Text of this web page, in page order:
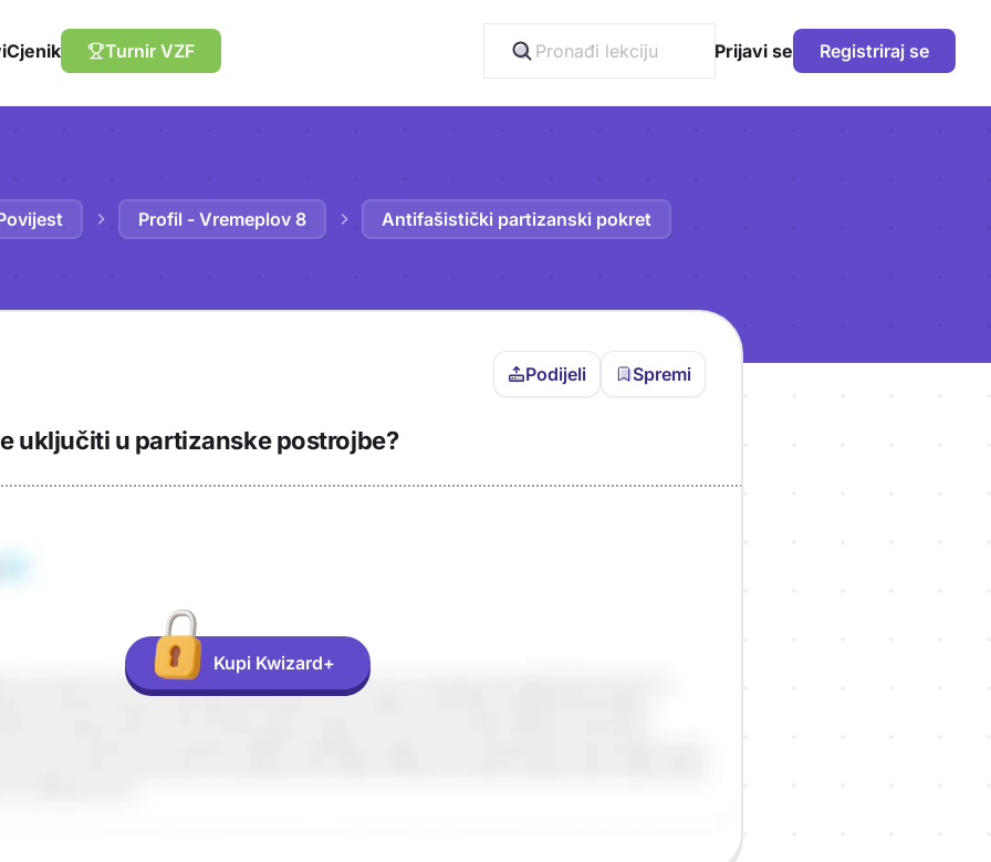
Cjenik Turnir VZF Prijavi se Registriraj se
Profil - Vremeplov 8 Antifašistički partizanski pokret
Podijeli Spremi
Trebaš biti prijavljen da bi pohranio
sadržaj u bilježnicu!
uključiti u partizanske postrojbe?
Kupi Kwizard+